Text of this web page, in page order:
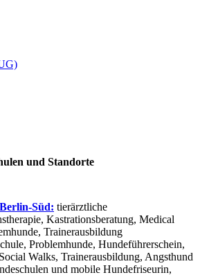
und Standorte
Süd: tierärztliche
Kastrationsberatung, Medical
Trainerausbildung
Problemhunde, Hundeführerschein,
Walks, Trainerausbildung, Angsthund
und mobile Hundefriseurin,